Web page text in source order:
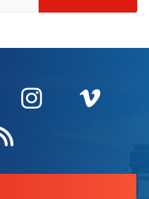
fenêtre
une nouvelle
une
Instagram
, Ouvre
,
une
Flux RSS